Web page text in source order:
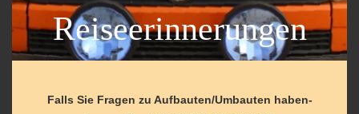
Reiseerinnerungen
Falls Sie Fragen zu Aufbauten/Umbauten haben-